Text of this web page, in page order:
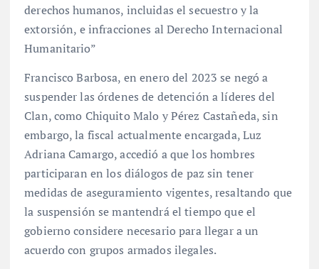
derechos humanos, incluidas el secuestro y la
extorsión, e infracciones al Derecho Internacional
Humanitario”
Francisco Barbosa, en enero del 2023 se negó a
suspender las órdenes de detención a líderes del
Clan, como Chiquito Malo y Pérez Castañeda, sin
embargo, la fiscal actualmente encargada, Luz
Adriana Camargo, accedió a que los hombres
participaran en los diálogos de paz sin tener
medidas de aseguramiento vigentes, resaltando que
la suspensión se mantendrá el tiempo que el
gobierno considere necesario para llegar a un
acuerdo con grupos armados ilegales.